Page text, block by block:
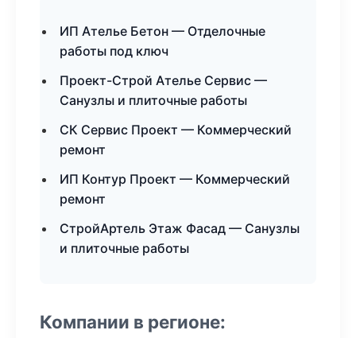
ИП Ателье Бетон — Отделочные
работы под ключ
Проект-Строй Ателье Сервис —
Санузлы и плиточные работы
СК Сервис Проект — Коммерческий
ремонт
ИП Контур Проект — Коммерческий
ремонт
СтройАртель Этаж Фасад — Санузлы
и плиточные работы
Компании в регионе: